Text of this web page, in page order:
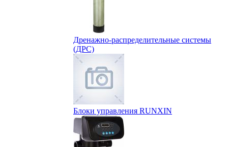
Дренажно-распределительные системы
(ДРС)
Блоки управления RUNXIN